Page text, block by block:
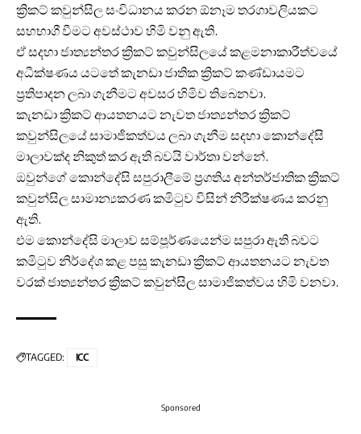
ක්‍රිකට් කවුන්සිල සංවිධානය කරන ඕනෑම තරගාවලියකට
සහභාගී වීමට අවස්ථාව හිමි වනු ඇති.
ඒ සදහා ජාත්‍යන්තර ක්‍රිකට් කවුන්සිලයේ කළමනාකාරීත්වයේ
අධීක්ෂණය යටතේ කැනඩා ජාතික ක්‍රිකට් කණ්ඩායමට
ප්‍රතිපාදන ලබා ගැනීමට අවසර හිමිව තිබෙනවා.
කැනඩා ක්‍රිකට් ආයතනයට නැවත ජාත්‍යන්තර ක්‍රිකට්
කවුන්සිලයේ සාමාජිකත්වය ලබා ගැනීම සදහා කොන්දේසි
මාලාවක්ද නිකුත් කර ඇති බවයි වාර්තා වන්නේ.
ඔවුන්ගේ කොන්දේසි සපුරාලීමේ ප්‍රගතිය අන්තර්ජාතික ක්‍රිකට්
කවුන්සිල සාමාන්‍යකරණ කමිටුව විසින් නිරීක්ෂණය කරනු
ඇති.
එම කොන්දේසි මාලාව සම්පූර්ණයෙන්ම සපුරා ඇති බවට
කමිටුව නිර්දේශ කළ පසු කැනඩා ක්‍රිකට් ආයතනයට නැවත
වරක් ජාත්‍යන්තර ක්‍රිකට් කවුන්සිල සාමාජිකත්වය හිමි වනවා.
TAGGED: ICC
Sponsored